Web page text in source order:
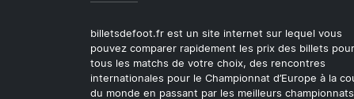
billetsdefoot.fr est un site internet sur lequel vous
pouvez comparer rapidement les prix des billets pour
tous les matchs de votre choix, des rencontres
internationales pour le Championnat d’Europe à la
du monde en passant par les meilleurs championnats